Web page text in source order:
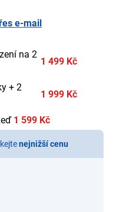
e-mail
na 2
1 499 Kč
+ 2
1 999 Kč
1 599 Kč
nejnižší cenu